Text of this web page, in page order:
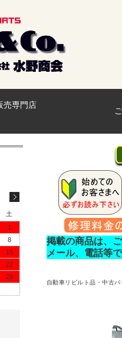
売専門店
掲載の商品は、
メール、電話等
自動車リビルト品・中古
土
1
8
15
22
29